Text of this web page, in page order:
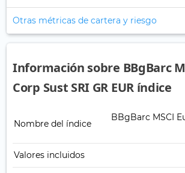
Otras métricas de cartera y riesgo
Información sobre BBgBarc
Corp Sust SRI GR EUR índice
Nombre del índice
BBgBarc MSCI
Valores incluidos